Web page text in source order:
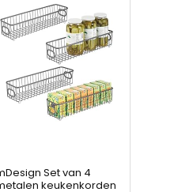
Set van 4
keukenkorden